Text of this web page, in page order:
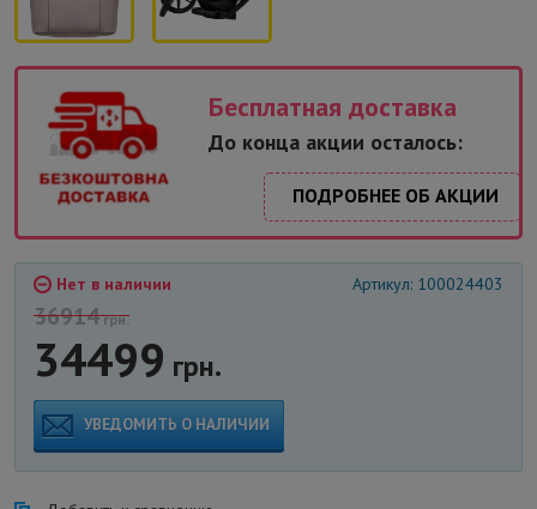
Бесплатная доставка
До конца акции осталось:
ПОДРОБНЕЕ ОБ АКЦИИ
Нет в наличии Артикул: 100024403
36914грн.
34499 грн.
УВЕДОМИТЬ О НАЛИЧИИ